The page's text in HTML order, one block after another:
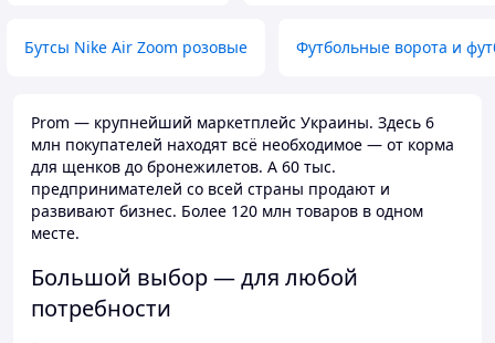
Бутсы Nike Air Zoom розовые Футбольные ворота и
Prom — крупнейший маркетплейс Украины. Здесь 6
млн покупателей находят всё необходимое — от корма
для щенков до бронежилетов. А 60 тыс.
предпринимателей со всей страны продают и
развивают бизнес. Более 120 млн товаров в одном
месте.
Большой выбор — для любой
потребности